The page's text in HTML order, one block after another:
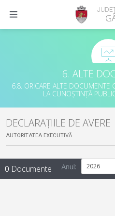
6. ALTE
6.8. ORICARE ALTE DOCUMENTE
LA CUNOȘTINȚĂ
DECLARAȚIILE DE AVERE
AUTORITATEA EXECUTIVĂ
0 Documente Anul: